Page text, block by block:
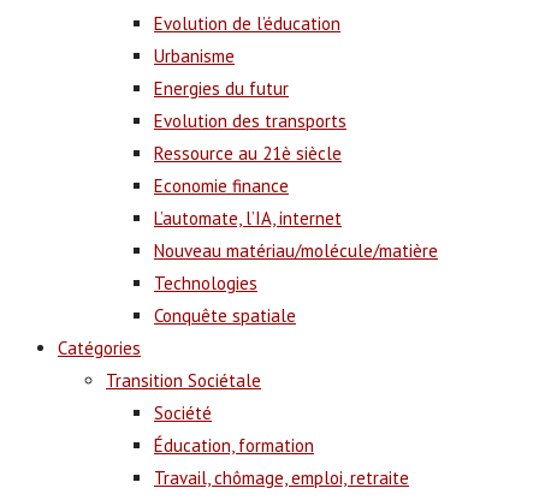
Evolution de l’éducation
Urbanisme
Energies du futur
Evolution des transports
Ressource au 21è siècle
Economie finance
L’automate, l’IA, internet
Nouveau matériau/molécule/matière
Technologies
Conquête spatiale
Catégories
Transition Sociétale
Société
Éducation, formation
Travail, chômage, emploi, retraite